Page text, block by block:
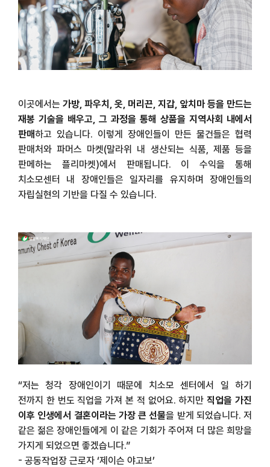
이곳에서는 가방, 파우치 , 옷, 머리끈, 지갑, 앞치마 등을 만드는
재봉 기술을 배우고, 그 과정을 통해 상품을 지역사회 내에서
판매하고 있습니다. 이렇게 장애인들이 만든 물건들은 협력
판매처와 파머스 마켓(말라위 내 생산되는 식품, 제품 등을
판메하는 플리마켓)에서 판매됩니다. 이 수익을 통해
치소모센터 내 장애인들은 일자리를 유지하며 장애인들의
자립실현의 기반을 다질 수 있습니다.
“저는 청각 장애인이기 때문에 치소모 센터에서 일 하기
전까지 한 번도 직업을 가져 본 적 없어요.하지만직업을 가진
이후 인생에서 결혼이라는 가장 큰 선물을 받게 되었습니다. 저
같은 젊은 장애인들에게 이 같은 기회가 주어져 더 많은 희망을
가지게 되었으면 좋겠습니다.”
- 공동작업장 근로자 ‘제이슨 야고보’